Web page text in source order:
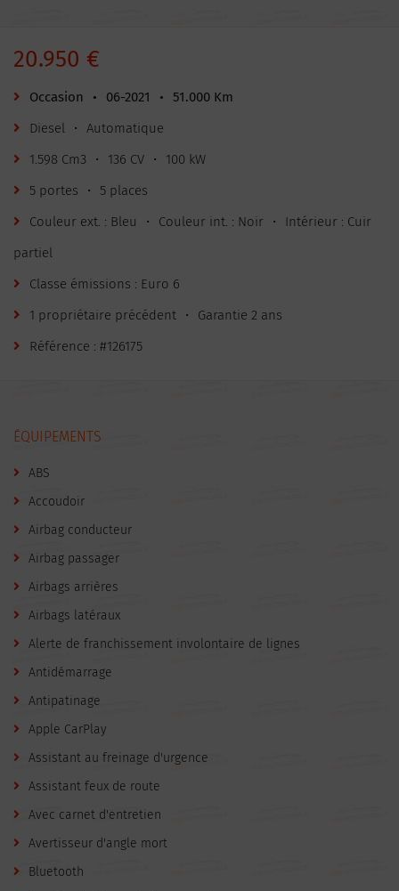
20.950 €
Occasion • 06-2021 •
51.000 Km
Diesel
•
Automatique
1.598 Cm3
• 136 CV •
100 kW
5 portes
•
5 places
Couleur ext. : Bleu
• Couleur int. : Noir •
Intérieur : Cuir
partiel
Classe émissions : Euro 6
1 propriétaire précédent
•
Garantie 2 ans
Référence : #126175
ÉQUIPEMENTS
ABS
Accoudoir
Airbag conducteur
Airbag passager
Airbags arrières
Airbags latéraux
Alerte de franchissement involontaire de lignes
Antidémarrage
Antipatinage
Apple CarPlay
Assistant au freinage d'urgence
Assistant feux de route
Avec carnet d'entretien
Avertisseur d'angle mort
Bluetooth